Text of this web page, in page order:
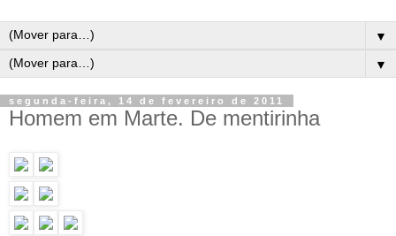
▼
▼
segunda-feira, 14 de fevereiro de 2011
Homem em Marte. De mentirinha